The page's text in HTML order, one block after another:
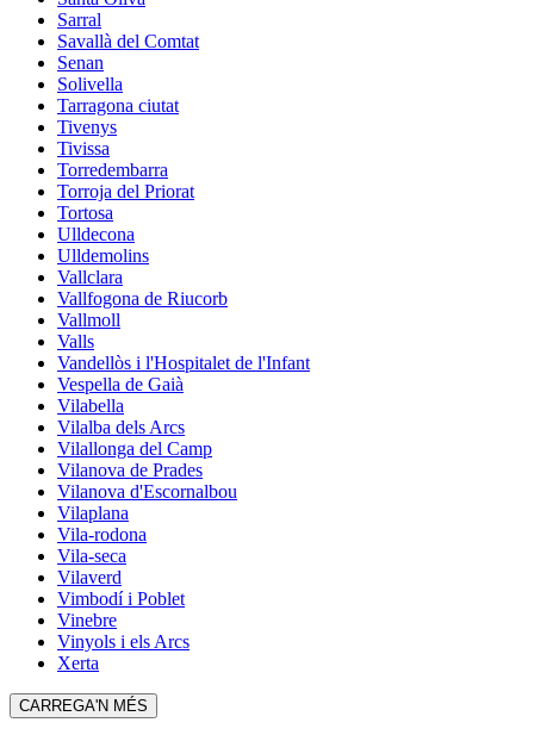
Sarral
Savallà del Comtat
Senan
Solivella
Tarragona ciutat
Tivenys
Tivissa
Torredembarra
Torroja del Priorat
Tortosa
Ulldecona
Ulldemolins
Vallclara
Vallfogona de Riucorb
Vallmoll
Valls
Vandellòs i l'Hospitalet de l'Infant
Vespella de Gaià
Vilabella
Vilalba dels Arcs
Vilallonga del Camp
Vilanova de Prades
Vilanova d'Escornalbou
Vilaplana
Vila-rodona
Vila-seca
Vilaverd
Vimbodí i Poblet
Vinebre
Vinyols i els Arcs
Xerta
CARREGA'N MÉS